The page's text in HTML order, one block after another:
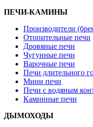
ПЕЧИ-КАМИНЫ
Производители
Отопительные печи
Дровяные печи
Чугунные печи
Варочные печи
Печи длительного
Мини печи
Печи с водяным
Каминные печи
ДЫМОХОДЫ